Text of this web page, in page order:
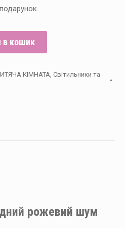
в кошик
КІМНАТА Світильники та
рожевий шум